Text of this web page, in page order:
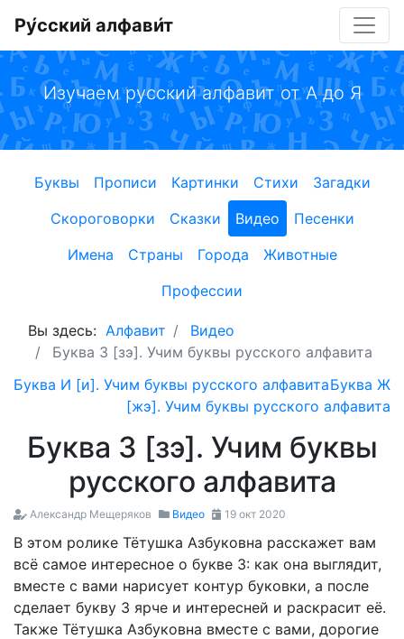
Ру́сский алфави́т
Изучаем русский алфавит от А до Я
Буквы Прописи Картинки Стихи
Загадки
Скороговорки
Сказки Видео
Песенки
Имена
Страны Города
Животные
Профессии
Вы здесь: Алфавит
Видео
Буква З [зэ]. Учим буквы русского алфавита
Буква И [и]. Учим буквы русского алфавитаБуква Ж
[жэ]. Учим буквы русского алфавита
Буква З [зэ]. Учим буквы
русского алфавита
Александр Мещеряков Видео 19 окт 2020
В этом ролике Тётушка Азбуковна расскажет вам
всё самое интересное о букве З: как она выглядит,
вместе с вами нарисует контур буковки, а после
сделает букву З ярче и интересней и раскрасит её.
Также Тётушка Азбуковна вместе с вами, дорогие